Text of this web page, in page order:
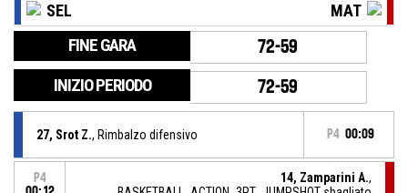
SEL MAT
FINE GARA 72-59
INIZIO PERIODO 72-59
27, Srot Z., Rimbalzo difensivo P4 00:09
P4
14, Zamparini A.,